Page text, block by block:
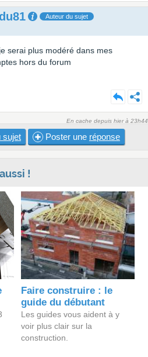
Auteur du sujet
serai plus modéré dans mes
hors du forum
En cache depuis hier à 23h44
sujet Poster une réponse
!
Faire construire : le
guide du débutant
Les guides vous aident à y
voir plus clair sur la
construction.